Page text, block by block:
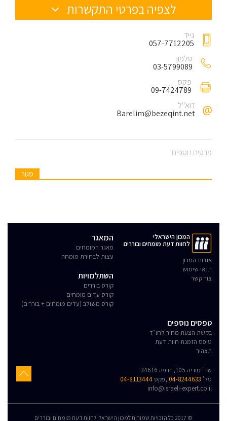
לצפיה בפרטי התקשרות
נייד
057-7712205
טלפון
03-5799089
פקס
09-7424789
דוא"ל
Barelim@bezeqint.net
פרטים נוספים
סגור
המכון הישראלי
לחוות דעת מומחים ובוררים
אודות המכון
תנאי שימוש
צור קשר
המאגר
מאגר המומחים
עצות לבחירת מומחה
השתלמויות
קורס בוררים
קורס עדים מומחים
קורס משולב (עדים מומחים + בוררים)
טפסים נוספים
בקשת הצעת מחיר לחו"ד
טופס הזמנת חוות דעת
תצהיר
שד' מוריה 105, חיפה 34616
טל' 04-8244633 ,פקס 04-8113444
info@israeli-expert.co.il
© 2017 כל הזכויות שמורות למכון הישראלי לחוות דעת מומחים ובוררים